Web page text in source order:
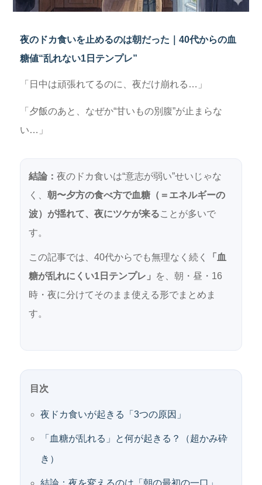
夜のドカ食いを止めるのは朝だった｜40代からの血
糖値“乱れない1日テンプレ”
「日中は頑張れてるのに、夜だけ崩れる…」
「夕飯のあと、なぜか“甘いもの別腹”が止まらな
い…」
結論： 夜のドカ食いは“意志が弱い”せいじゃな
く、 朝〜夕方の食べ方で血糖（＝エネルギーの
波）が揺れて、夜にツケが来ることが多いで
す。
この記事では、40代からでも無理なく続く
「血
糖が乱れにくい1日テンプレ」
を、朝・昼・16
時・夜に分けてそのまま使える形でまとめま
す。
目次
夜ドカ食いが起きる「3つの原因」
「血糖が乱れる」と何が起きる？（超かみ砕
き）
結論：夜を変えるのは「朝の最初の一口」